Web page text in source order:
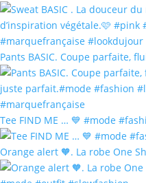
Pants BASIC. Coupe parfaite,
Tee FIND ME … 💙 #mode
Orange alert 🧡. La robe One